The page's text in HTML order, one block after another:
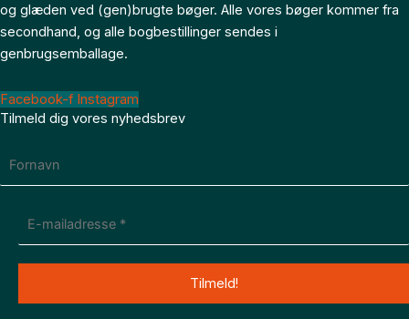
og glæden ved (gen)brugte bøger. Alle vores bøger kommer fra
secondhand, og alle bogbestillinger sendes i
genbrugsemballage.
Facebook-f Instagram
Tilmeld dig vores nyhedsbrev